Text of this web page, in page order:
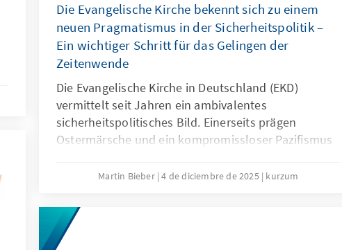
Die Evangelische Kirche bekennt sich zu einem
neuen Pragmatismus in der Sicherheitspolitik –
Ein wichtiger Schritt für das Gelingen der
Zeitenwende
Die Evangelische Kirche in Deutschland (EKD)
vermittelt seit Jahren ein ambivalentes
sicherheitspolitisches Bild. Einerseits prägen
Ostermärsche und ein kompromissloser Pazifismus
engagieren sich evangelische Geistliche in der
Soldatinnen und Soldaten bei Auslandseinsätzen.
Martin Bieber 4 de diciembre de 2025 kurzum